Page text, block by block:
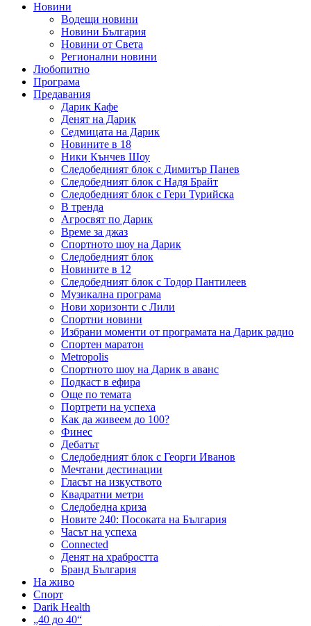
Новини
Водещи новини
Новини България
Новини от Света
Регионални новини
Любопитно
Програма
Предавания
Дарик Кафе
Денят на Дарик
Седмицата на Дарик
Новините в 18
Ники Кънчев Шоу
Следобедният блок с Димитър Панев
Следобедният блок с Надя Брайт
Следобедният блок с Гери Турийска
В тренда
Агросвят по Дарик
Време за джаз
Спортното шоу на Дарик
Следобедният блок
Новините в 12
Следобедният блок с Тодор Пантилеев
Музикална програма
Нови хоризонти с Лили
Спортни новини
Избрани моменти от програмата на Дарик радио
Спортен маратон
Metropolis
Спортното шоу на Дарик в аванс
Подкаст в ефира
Още по темата
Портрети на успеха
Как да живеем до 100?
Финес
Дебатът
Следобедният блок с Георги Иванов
Мечтани дестинации
Гласът на изкуството
Квадратни метри
Следобедна криза
Новите 240: Посоката на България
Часът на успеха
Connected
Денят на храбростта
Бранд България
На живо
Спорт
Darik Health
„40 до 40“